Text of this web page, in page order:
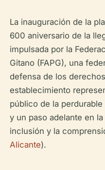
La inauguración de la
600 aniversario de la
impulsada por la
Gitano (FAPG), una
defensa de los
establecimiento
público de la
y un paso adelante en
inclusión y la
Alicante).